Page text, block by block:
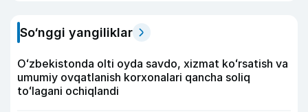
So‘nggi yangiliklar
Oʻzbekistonda olti oyda savdo, xizmat koʻrsatish va
umumiy ovqatlanish korxonalari qancha soliq
toʻlagani ochiqlandi